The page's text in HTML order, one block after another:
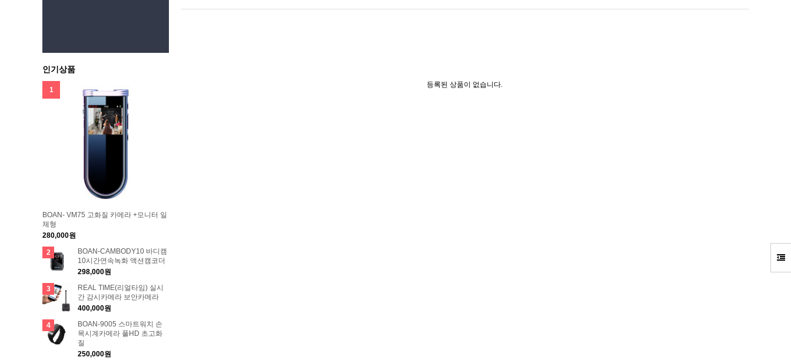
인기상품
1
BOAN- VM75 고화질 카메라 +모니터 일
체형
280,000원
2
BOAN-CAMBODY10 바디캠
10시간연속녹화 액션캠코더
298,000원
3
REAL TIME(리얼타임) 실시
간 감시카메라 보안카메라
400,000원
4
BOAN-9005 스마트워치 손
목시계카메라 풀HD 초고화
질
250,000원
등록된 상품이 없습니다.